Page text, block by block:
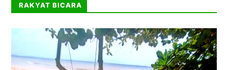
RAKYAT BICARA